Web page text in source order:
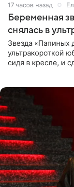
17 часов назад
Беременная
снялась в
Звезда «Папиных
ультракороткой
сидя в кресле, и